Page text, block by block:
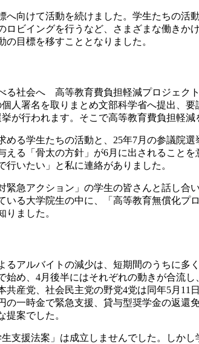
向けて活動を続けました。学生たちの活
ロビイングを行うなど、さまざまな働き
の目標を移すこととなりました。
社会へ 高等教育費負担軽減プロジェク
人署名を取りまとめ文部科学省へ提出、
が行われます。そこで高等教育費負担軽
る学生たちの活動と、25年7月の参議院
える「骨太の方針」が6月に出されること
いたい」と私に連絡がありました。
急アクション」の学生の皆さんと話し合
いる大学院生の中に、「高等教育無償化
りました。
アルバイトの減少は、短期間のうちに多
始め、4月後半にはそれぞれの動きが合流
共産党、社会民主党の野党4党は同年5月
の一時金で緊急支援、貸与型奨学金の返
提案でした。
支援法案」は成立しませんでした。しか